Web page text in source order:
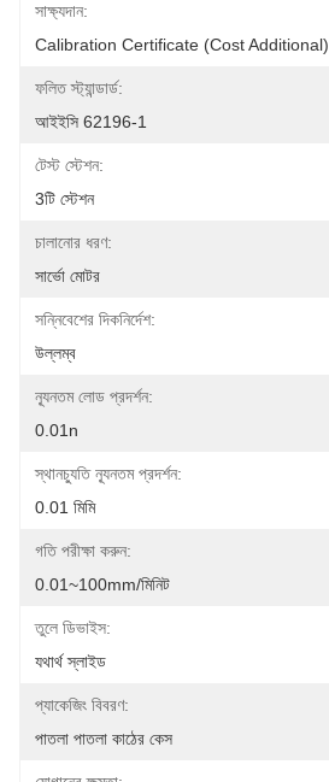
সাক্ষ্যদান:
Calibration Certificate (Cost Additional)
ফলিত স্ট্যান্ডার্ড:
আইইসি 62196-1
টেস্ট স্টেশন:
3টি স্টেশন
চালানোর ধরণ:
সার্ভো মোটর
সন্নিবেশের দিকনির্দেশ:
উল্লম্ব
ন্যূনতম লোড প্রদর্শন:
0.01n
স্থানচ্যুতি ন্যূনতম প্রদর্শন:
0.01 মিমি
গতি পরীক্ষা করুন:
0.01~100mm/মিনিট
তুলে ডিভাইস:
যথার্থ স্লাইড
প্যাকেজিং বিবরণ:
পাতলা পাতলা কাঠের কেস